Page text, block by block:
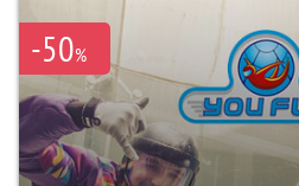
-50%